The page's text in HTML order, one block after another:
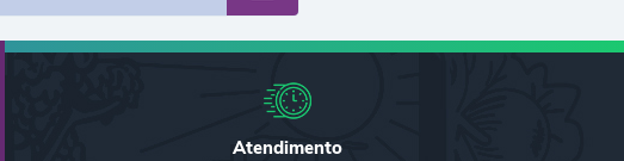
Atendimento